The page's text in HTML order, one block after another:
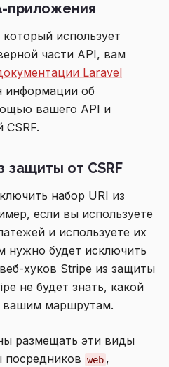
приложения
использует
части API, вам
Laravel
информации об
вашего API и
CSRF.
защиты от CSRF
набор URI из
если вы используете
и используете их
нужно будет исключить
хуков Stripe из защиты
не будет знать, какой
вашим маршрутам.
размещать эти виды
посредников web ,